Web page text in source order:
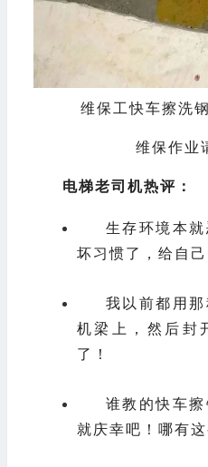
维保工快车擦洗
维保作业
电梯老司机热评：
生存环境本
坏习惯了，给自己
我以前都用
机梁上，然后封
了！
谁教的快车
就庆幸吧！哪有这